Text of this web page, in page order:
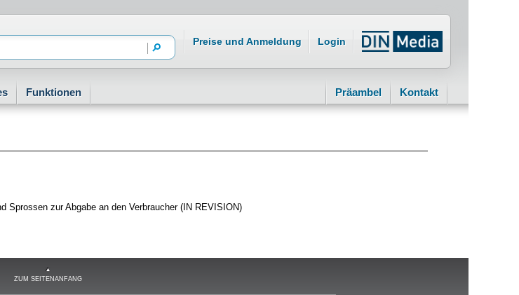
Preise und Anmeldung Login
Funktionen Präambel Kontakt
Sprossen zur Abgabe an den Verbraucher (IN REVISION)
ZUM SEITENANFANG